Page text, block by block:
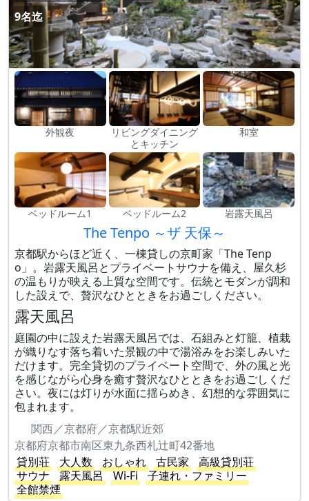
9名迄
外観夜
リビングダイニング
とキッチン
和室
ベッドルーム1 ベッドルーム2 岩露天風呂
The Tenpo ～ザ 天保～
京都駅からほど近く、一棟貸しの京町家「The Tenp
o」。岩露天風呂とプライベートサウナを備え、屋久杉
の温もりが映える上質な空間です。伝統とモダンが調和
した設えで、贅沢なひとときをお過ごしください。
露天風呂
庭園の中に設えた岩露天風呂では、石組みと灯籠、植栽
が織りなす落ち着いた景観の中で湯浴みをお楽しみいた
だけます。完全貸切のプライベート空間で、外の風と光
を感じながら心身を癒す贅沢なひとときをお過ごしくだ
さい。夜には灯りが水面に揺らめき、幻想的な雰囲気に
包まれます。
関西／京都府／京都駅近郊
京都府京都市南区東九条西札辻町42番地
貸別荘
大人数 おしゃれ 古民家
高級貸別荘
サウナ
露天風呂 Wi-Fi
子連れ・ファミリー
全館禁煙